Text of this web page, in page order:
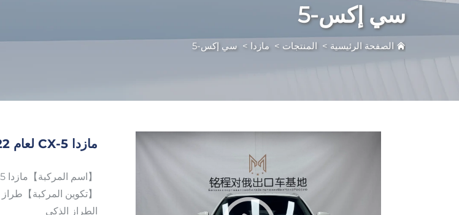
سي إكس-5
الصفحة الرئيسية > المنتجات > مازدا > سي إكس-5
مازدا CX-5 لعام 2022
【اسم المركبة】مازدا CX-5
الطراز الذكي